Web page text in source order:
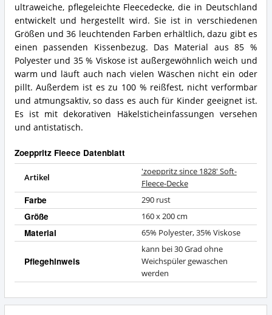
ultraweiche, pflegeleichte Fleecedecke, die in Deutschland
entwickelt und hergestellt wird. Sie ist in verschiedenen
Größen und 36 leuchtenden Farben erhältlich, dazu gibt es
einen passenden Kissenbezug. Das Material aus 85 %
Polyester und 35 % Viskose ist außergewöhnlich weich und
warm und läuft auch nach vielen Wäschen nicht ein oder
pillt. Außerdem ist es zu 100 % reißfest, nicht verformbar
und atmungsaktiv, so dass es auch für Kinder geeignet ist.
Es ist mit dekorativen Häkelsticheinfassungen versehen
und antistatisch.
Zoeppritz Fleece Datenblatt
Artikel
'zoeppritz since 1828' Soft-
Fleece-Decke
Farbe 290 rust
Größe 160 x 200 cm
Material 65% Polyester, 35% Viskose
Pflegehinweis
kann bei 30 Grad ohne
Weichspüler gewaschen
werden